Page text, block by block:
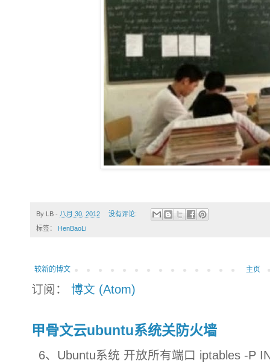
By LB - 八月 30, 2012 没有评论:
标签： HenBaoLi
较新的博文 主页
订阅： 博文 (Atom)
甲骨文云ubuntu系统关防火墙
6、Ubuntu系统 开放所有端口 iptables -P